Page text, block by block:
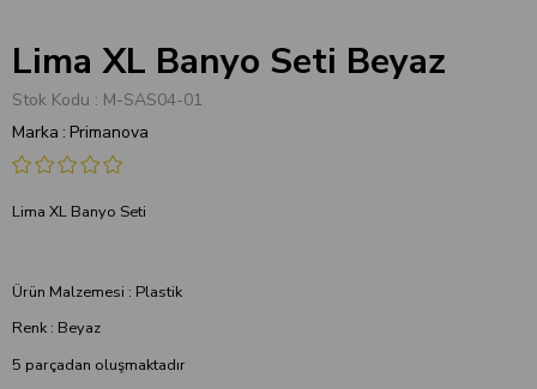
Lima XL Banyo Seti Beyaz
Stok Kodu
M-SAS04-01
Marka : Primanova
Lima XL Banyo Seti
Ürün Malzemesi : Plastik
Renk : Beyaz
5 parçadan oluşmaktadır